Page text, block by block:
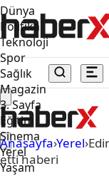
Dünya
Politika
Teknoloji
Spor
Sağlık
Magazin
3. Sayfa
Eğitim
Sinema
Yerel
Yaşam
Anasayfa›Yerel›
etti haberi